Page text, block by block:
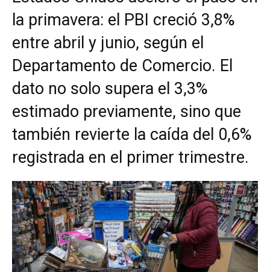
la primavera: el PBI creció 3,8%
entre abril y junio, según el
Departamento de Comercio. El
dato no solo supera el 3,3%
estimado previamente, sino que
también revierte la caída del 0,6%
registrada en el primer trimestre.